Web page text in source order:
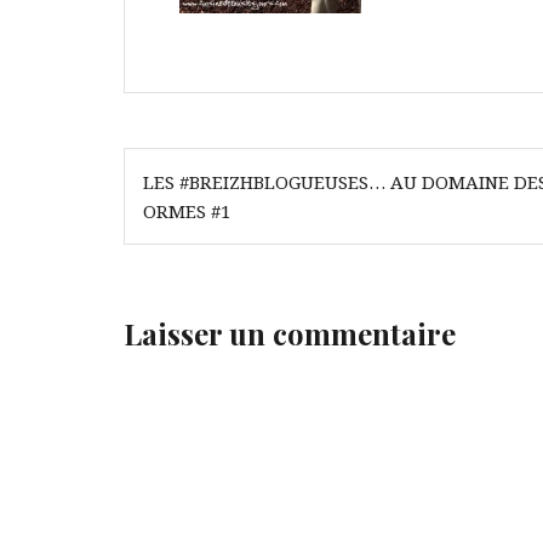
Navigation
de
l’article
LES #BREIZHBLOGUEUSES… AU DOMAINE
ORMES #1
Laisser un commentaire